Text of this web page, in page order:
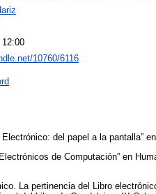
10760/6116
del papel a la pantalla”
de Computación” en
La pertinencia del Libro